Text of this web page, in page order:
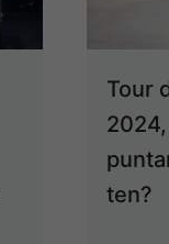
Tour
ten?